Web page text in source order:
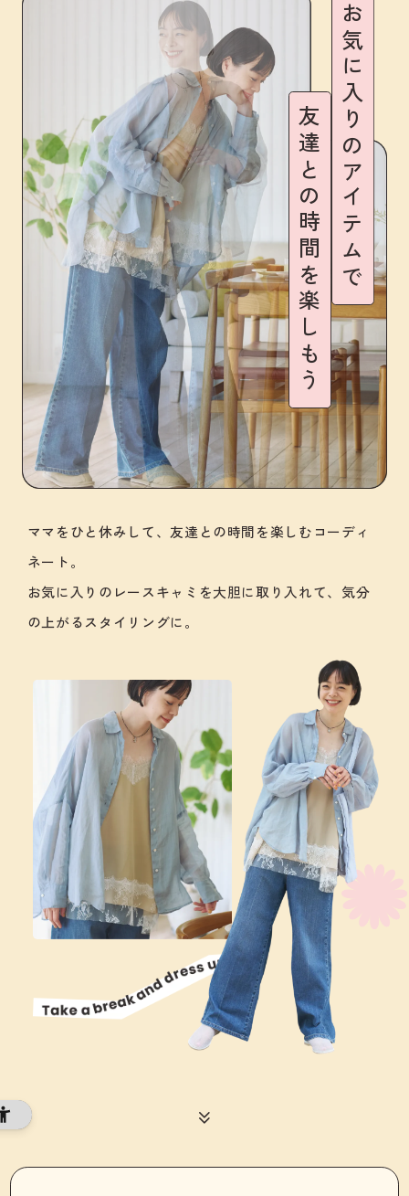
お気に入りのアイテムで
友達との時間を楽しもう
ママをひと休みして、友達との時間を楽しむコーディ
ネート。
お気に入りのレースキャミを大胆に取り入れて、気分
の上がるスタイリングに。